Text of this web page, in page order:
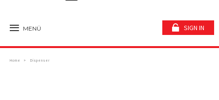
MENÜ SIGN IN
Home Dispenser